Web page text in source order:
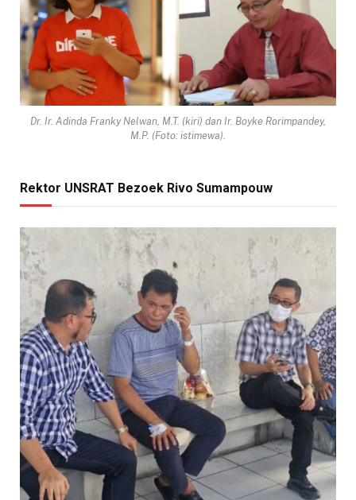
Dr. Ir. Adinda Franky Nelwan, M.T. (kiri) dan Ir. Boyke Rorimpandey,
M.P. (Foto: istimewa).
Rektor UNSRAT Bezoek Rivo Sumampouw